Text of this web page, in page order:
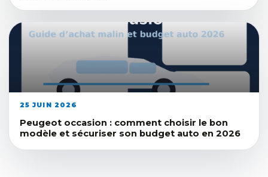
25 JUIN 2026
Peugeot occasion : comment choisir le bon
modèle et sécuriser son budget auto en 2026